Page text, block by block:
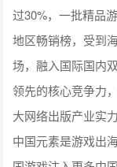
过30%，一批精品
地区畅销榜，受到
场，融入国际国内
领先的核心竞争力
大网络出版产业实
中国元素是游戏出